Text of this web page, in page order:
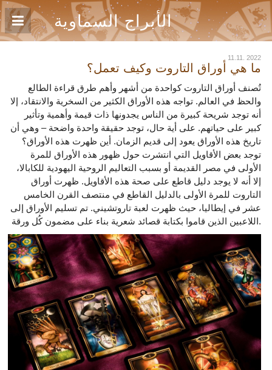
الأبراج السماوية
11.11. 2022
ما هي أوراق التاروت وكيف تعمل؟
تُصنف أوراق التاروت كواحدة من أشهر وأهم طرق قراءة الطالع
والحظ في العالم. تواجه هذه الأوراق الكثير من السخرية والانتقاد، إلا
أنه توجد شريحة كبيرة من الناس يجدونها ذات قيمة وأهمية وتأثير
كبير على حياتهم. على أية حال، توجد حقيقة واحدة واضحة – وهي أن
تاريخ هذه الأوراق يعود إلى قديم الزمان. أين ظهرت هذه الأوراق؟
توجد بعض الأقاويل التي انتشرت حول ظهور هذه الأوراق للمرة
الأولى في مصر القديمة أو بسبب التعاليم الروحية اليهودية للكابالا،
إلا أنه لا يوجد دليل قاطع على صحة هذه الأقاويل. ظهرت أوراق
التاروت للمرة الأولى بالدليل القاطع في منتصف القرن الخامس
عشر في إيطاليا، حيث ظهرت لعبة تاروتشيني. تم تسليم الأوراق إلى
اللاعبين الذين قاموا بكتابة قصائد شعرية بناء على مضمون كُل ورقة.